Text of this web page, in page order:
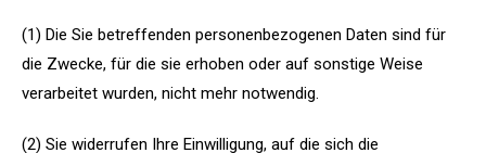
(1) Die Sie betreffenden personenbezogenen Daten sind für
die Zwecke, für die sie erhoben oder auf sonstige Weise
verarbeitet wurden, nicht mehr notwendig.
(2) Sie widerrufen Ihre Einwilligung, auf die sich die